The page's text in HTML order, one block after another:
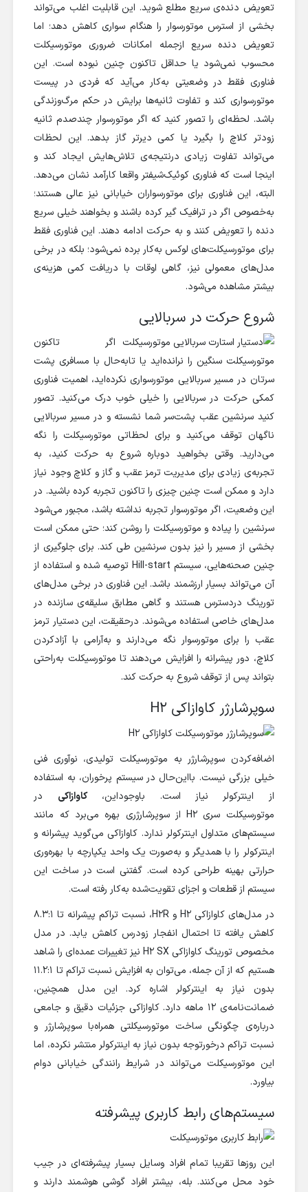
تعویض دنده‌‌ی سریع مطلع شوید. این قابلیت اغلب می‌تواند
بخشی از استرس موتورسوار را هنگام سواری کاهش دهد؛ اما
تعویض دنده سریع ازجمله امکانات ضروری موتورسیکلت
محسوب نمی‌شود یا حداقل تاکنون چنین نبوده است. این
فناوری فقط در وضعیتی به‌کار می‌آید که فردی در پیست
موتورسواری کند و تفاوت ثانیه‌ها برایش در حکم مرگ‌وزندگی
باشد. لحظه‌ای را تصور کنید که اگر موتورسوار چندصدم ثانیه
زودتر کلاچ را بگیرد یا کمی دیرتر گاز بدهد. این لحظات
می‌تواند تفاوت زیادی درنتیجه‌ی تلاش‌هایش ایجاد کند و
اینجا است که فناوری کوئیک‌شیفتر واقعا کارآمد نشان می‌دهد.
البته، این فناوری برای موتورسواران خیابانی نیز عالی هستند؛
به‌خصوص اگر در ترافیک گیر کرده باشند و بخواهند خیلی سریع
دنده را تعویض کنند و به حرکت ادامه دهند. این فناوری فقط
برای موتورسیکلت‌های لوکس به‌کار برده نمی‌شود؛ بلکه در برخی
مدل‌های معمولی نیز، گاهی اوقات با دریافت کمی هزینه‌ی
بیشتر مشاهده می‌شود.
شروع حرکت در سربالایی
اگر تاکنون
موتورسیکلت سنگین را نرانده‌اید یا تا‌به‌حال با مسافری پشت
سرتان در مسیر سربالایی موتورسواری نکرده‌اید، اهمیت فناوری
کمکی حرکت در سربالایی را خیلی خوب درک می‌کنید. تصور
کنید سرنشین عقب پشت‌سر شما نشسته و در مسیر سربالایی
ناگهان توقف می‌کنید و برای لحظاتی موتورسیکلت را نگه
می‌دارید. وقتی بخواهید دوباره شروع به حرکت کنید، به
تجربه‌ی زیادی برای مدیریت ترمز عقب و گاز و کلاچ وجود نیاز
دارد و ممکن است چنین چیزی را تاکنون تجربه کرده باشید. در
این وضعیت، اگر موتورسوار تجربه نداشته باشد، مجبور می‌شود
سرنشین را پیاده و موتورسیکلت را روشن کند؛ حتی ممکن است
بخشی از مسیر را نیز بدون سرنشین طی کند. برای جلوگیری از
چنین صحنه‌هایی، سیستم Hill-start توصیه شده و استفاده از
آن می‌تواند بسیار ارزشمند باشد. این فناوری در برخی مدل‌های
تورینگ دردسترس هستند و گاهی مطابق سلیقه‌ی سازنده در
مدل‌های خاصی استفاده می‌شوند. درحقیقت، این دستیار ترمز
عقب را برای موتورسوار نگه می‌دارند و به‌آرامی با آزادکردن
کلاچ، دور پیشرانه را افزایش می‌دهند تا موتورسیکلت به‌راحتی
بتواند پس از توقف شروع به حرکت کند.
سوپرشارژر کاوازاکی H2
اضافه‌کردن سوپرشارژر به موتورسیکلت تولیدی، نوآوری فنی
خیلی بزرگی نیست. بااین‌حال در سیستم پرخوران، به استفاده
از اینترکولر نیاز است. باوجوداین،کاوازاکی در
موتورسیکلت سری H2 از سوپرشارژری بهره می‌برد که مانند
سیستم‌های متداول اینترکولر ندارد. کاوازاکی می‌گوید پیشرانه و
اینترکولر را با همدیگر و به‌صورت یک واحد یکپارچه با بهره‌وری
حرارتی بهینه طراحی کرده است. گفتنی است در ساخت این
سیستم از قطعات و اجزای تقویت‌شده به‌کار رفته است.
در مدل‌های کاوازاکی H2 و H2R، نسبت تراکم پیشرانه تا ۸.۳:۱
کاهش یافته تا احتمال انفجار زودرس کاهش یابد. در مدل
مخصوص تورینگ کاوازاکی H2 SX نیز تغییرات عمده‌ای را شاهد
هستیم که از آن جمله، می‌توان به افزایش نسبت تراکم تا ۱۱.۲:۱
بدون نیاز به اینترکولر اشاره کرد. این مدل همچنین،
ضمانت‌نامه‌ی ۱۲ ماهه دارد. کاوازاکی جزئیات دقیق و جامعی
درباره‌ی چگونگی ساخت موتورسیکلتی همراه‌با سوپرشارژر و
نسبت تراکم درخورتوجه بدون نیاز به اینترکولر منتشر نکرده، اما
این موتورسیکلت می‌تواند در شرایط رانندگی خیابانی دوام
بیاورد.
سیستم‌های رابط کاربری پیشرفته
این روزها تقریبا‌ تمام افراد وسایل بسیار پیشرفته‌ای در جیب
خود محل می‌کنند. بله، بیشتر افراد گوشی هوشمند دارند و